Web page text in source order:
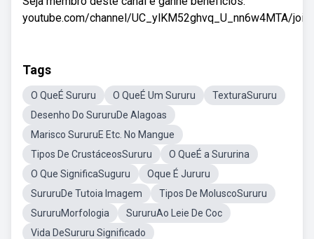
youtube.com/channel/UC_ylKM52ghvq_U_nn6w4MTA/join.
Tags
O QueÉ Sururu O QueÉ Um Sururu
TexturaSururu
Desenho Do SururuDe Alagoas
Marisco SururuE Etc. No Mangue
Tipos De CrustáceosSururu
O QueÉ a Sururina
O Que SignificaSuguru
Oque É Jururu
SururuDe Tutoia Imagem
Tipos De MoluscoSururu
SururuMorfologia
SururuAo Leie De Coc
Vida DeSururu Significado